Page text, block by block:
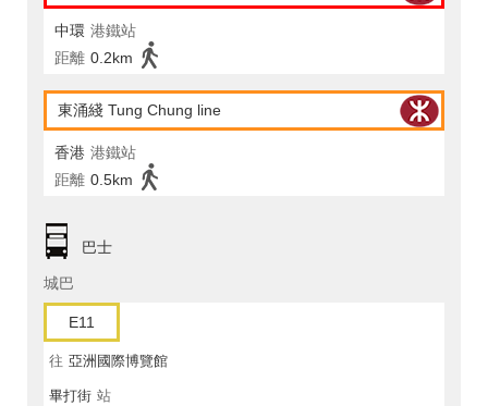
中環 港鐵站
距離 0.2km
東涌綫 Tung Chung line
香港 港鐵站
距離 0.5km
巴士
城巴
E11
往 亞洲國際博覽館
畢打街 站